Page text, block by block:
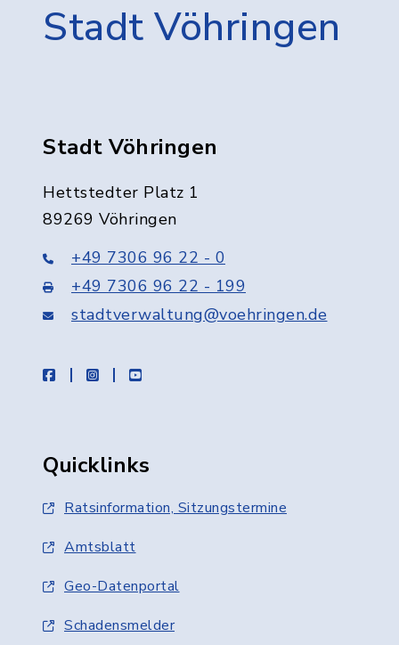
Stadt Vöhringen
Stadt Vöhringen
Hettstedter Platz 1
89269 Vöhringen
+49 7306 96 22 - 0
+49 7306 96 22 - 199
stadtverwaltung@voehringen.de
facebookinstagramyoutube
Quicklinks
Ratsinformation, Sitzungstermine
Amtsblatt
Geo-Datenportal
Schadensmelder